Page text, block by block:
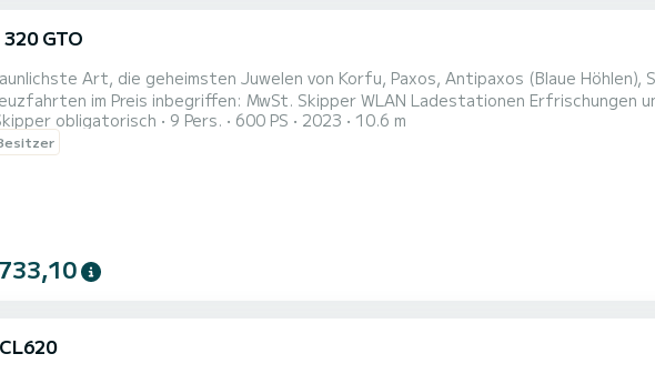
GTO
Art, die geheimsten Juwelen von Korfu, Paxos, Antipaxos (Blaue Höhlen),
MwSt. Skipper WLAN Ladestationen Erfrischungen und Snacks Schnorchelausrüstung SUP
Snacks Getränke
obligatorisch 9 Pers. 600 PS 2023 10.6 m